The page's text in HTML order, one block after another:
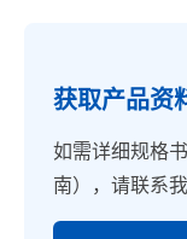
获取产品资
如需详细规格
南），请联系